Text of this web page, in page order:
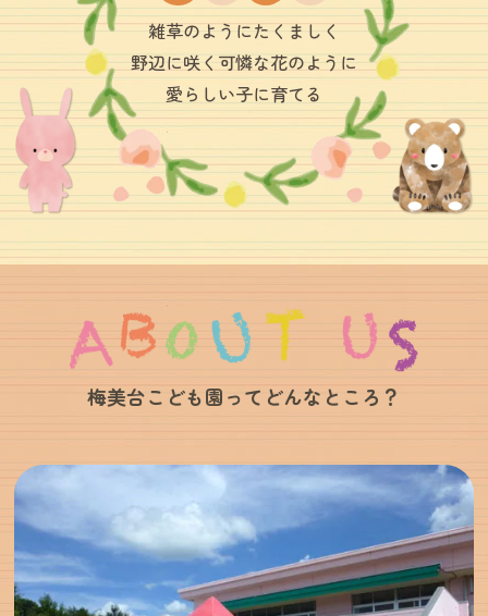
雑草のようにたくましく
野辺に咲く可憐な花のように
愛らしい子に育てる
梅美台こども園ってどんなところ？